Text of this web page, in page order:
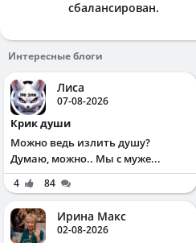
сбалансирован.
Интересные блоги
Лиса
07-08-2026
Крик души
Можно ведь излить душу?
Думаю, можно.. Мы с муже...
4 84
Ирина Макс
02-08-2026